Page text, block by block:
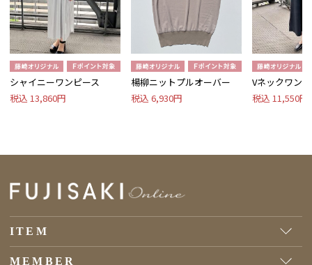
シャイニーワンピース
税込 13,860円
楊柳ニットプルオーバー
税込 6,930円
Vネックワン
税込 11,550円
ITEM
MEMBER